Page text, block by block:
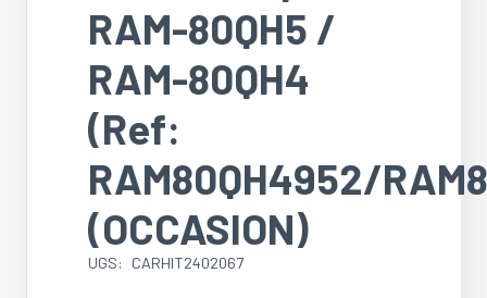
RAM-80QH5 /
RAM-80QH4
(Ref:
RAM80QH4952/
(OCCASION)
UGS: CARHIT2402067